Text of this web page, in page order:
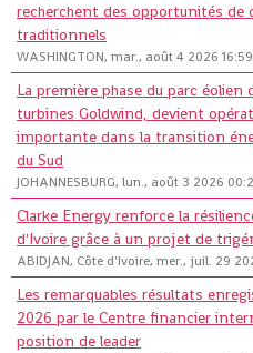
recherchent des opportunités de
traditionnels
WASHINGTON, mar., août 4 2026 16:59
La première phase du parc
turbines Goldwind, devient
importante dans la transition
du Sud
JOHANNESBURG, lun., août 3 2026
Clarke Energy renforce la
d'Ivoire grâce à un projet de
ABIDJAN, Côte d'Ivoire, mer., juil. 29
Les remarquables résultats
2026 par le Centre financier
position de leader